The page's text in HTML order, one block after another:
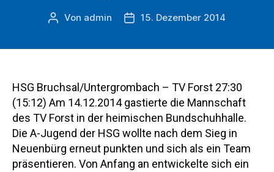
Beitragsautor
Von admin Beitragsdatum
15. Dezember 2014
HSG Bruchsal/Untergrombach – TV Forst 27:30
(15:12) Am 14.12.2014 gastierte die Mannschaft
des TV Forst in der heimischen Bundschuhhalle.
Die A-Jugend der HSG wollte nach dem Sieg in
Neuenbürg erneut punkten und sich als ein Team
präsentieren. Von Anfang an entwickelte sich ein